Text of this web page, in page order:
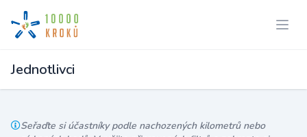
Jednotlivci
Seřaďte si účastníky podle nachozených kilometrů nebo